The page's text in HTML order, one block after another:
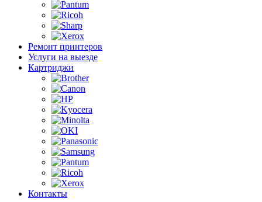
Ремонт принтеров
Услуги на выезде
Картриджи
Контакты